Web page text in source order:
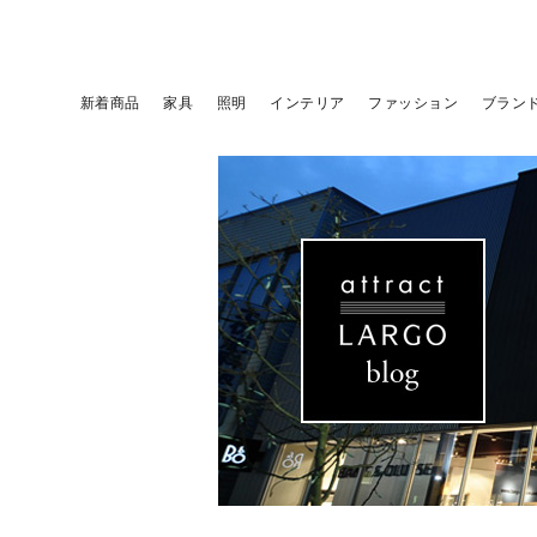
新着商品 家具 照明 インテリア ファッション ブラン